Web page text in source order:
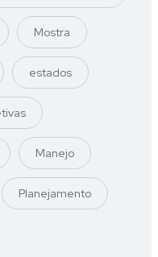
Mostra
estados
Manejo
Planejamento